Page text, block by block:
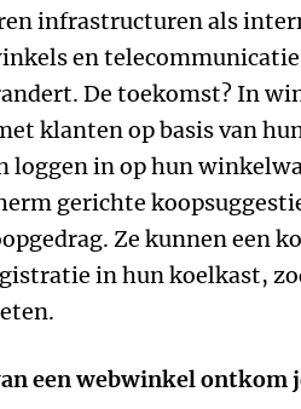
infrastructuren als
en
De toekomst? In
klanten op basis van
loggen in op hun
gerichte
Ze kunnen een
in hun koelkast,
een webwinkel ontkom